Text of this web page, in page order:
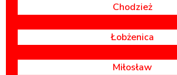
Chodzież
Łobżenica
Miłosław